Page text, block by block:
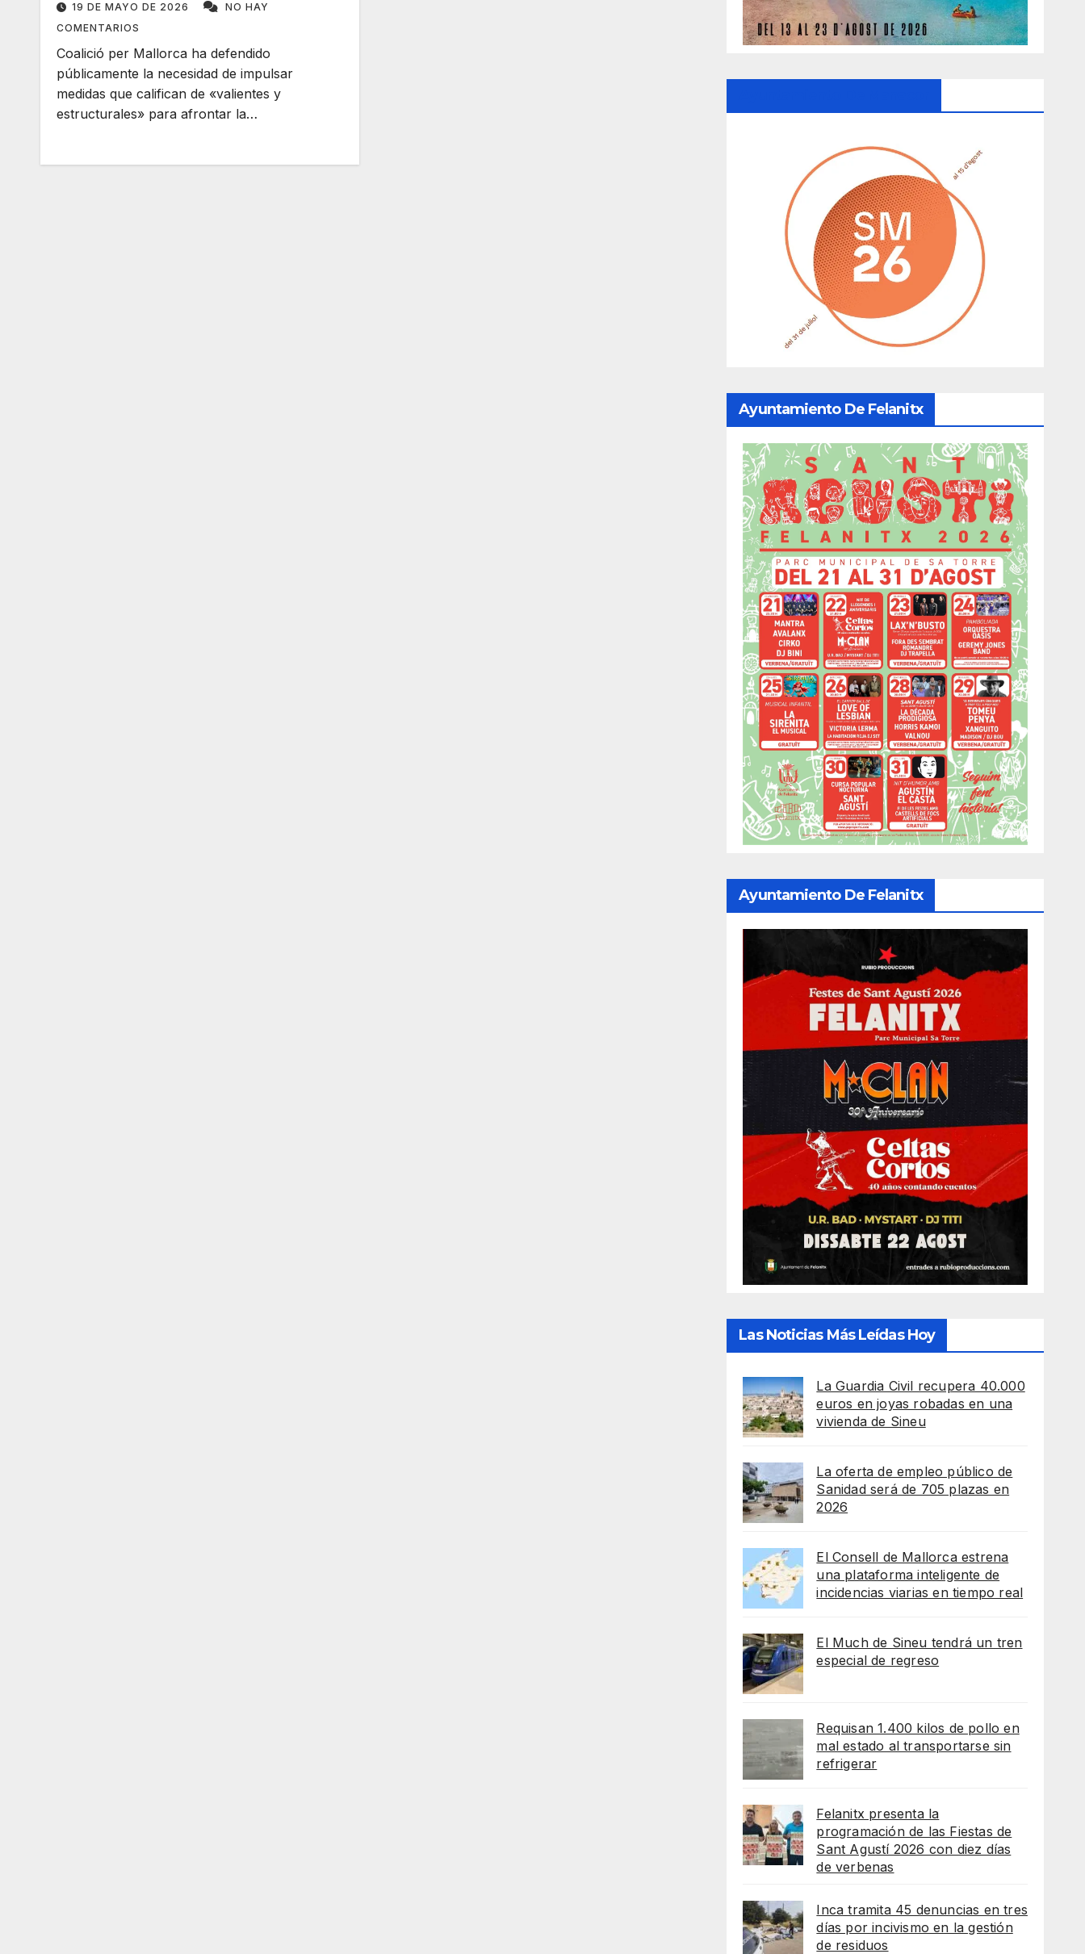
19 DE MAYO DE 2026
NO HAY
COMENTARIOS
Coalició per Mallorca ha defendido
públicamente la necesidad de impulsar
medidas que califican de «valientes y
estructurales» para afrontar la…
Ayuntamiento De Felanitx
Ayuntamiento De Felanitx
Las Noticias Más Leídas Hoy
La Guardia Civil recupera 40.000
euros en joyas robadas en una
vivienda de Sineu
La oferta de empleo público de
Sanidad será de 705 plazas en
2026
El Consell de Mallorca estrena
una plataforma inteligente de
incidencias viarias en tiempo real
El Much de Sineu tendrá un tren
especial de regreso
Requisan 1.400 kilos de pollo en
mal estado al transportarse sin
refrigerar
Felanitx presenta la
programación de las Fiestas de
Sant Agustí 2026 con diez días
de verbenas
Inca tramita 45 denuncias en tres
días por incivismo en la gestión
de residuos